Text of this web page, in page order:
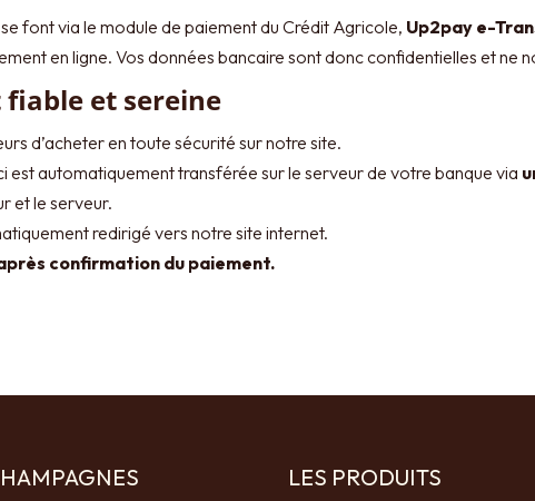
font via le module de paiement du Crédit Agricole, Up2pay e-
en ligne. Vos données bancaire sont donc confidentielles et ne
fiable et sereine
d’acheter en toute sécurité sur notre site.
automatiquement transférée sur le serveur de votre banque via
et le serveur.
redirigé vers notre site internet.
confirmation du paiement.
LES PRODUITS